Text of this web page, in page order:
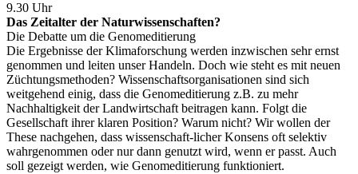
9.30 Uhr
Das Zeitalter der Naturwissenschaften?
Die Debatte um die Genomeditierung
Die Ergebnisse der Klimaforschung werden inzwischen sehr ernst
genommen und leiten unser Handeln. Doch wie steht es mit neuen
Züchtungsmethoden? Wissenschaftsorganisationen sind sich
weitgehend einig, dass die Genomeditierung z.B. zu mehr
Nachhaltigkeit der Landwirtschaft beitragen kann. Folgt die
Gesellschaft ihrer klaren Position? Warum nicht? Wir wollen der
These nachgehen, dass wissenschaft-licher Konsens oft selektiv
wahrgenommen oder nur dann genutzt wird, wenn er passt. Auch
soll gezeigt werden, wie Genomeditierung funktioniert.